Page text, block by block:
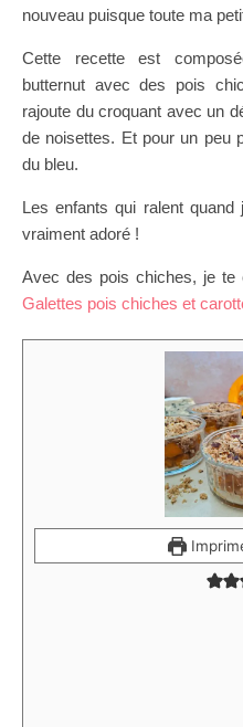
nouveau puisque toute ma
Cette recette est
butternut avec des pois
rajoute du croquant avec un
de noisettes. Et pour un peu
du bleu.
Les enfants qui ralent
vraiment adoré !
Avec des pois chiches, je te
Galettes pois chiches et